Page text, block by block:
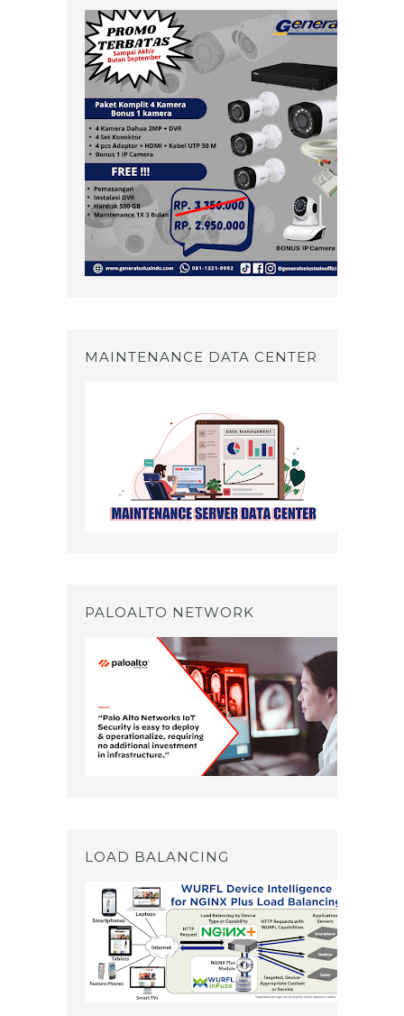
MAINTENANCE DATA CENTER
PALOALTO NETWORK
LOAD BALANCING